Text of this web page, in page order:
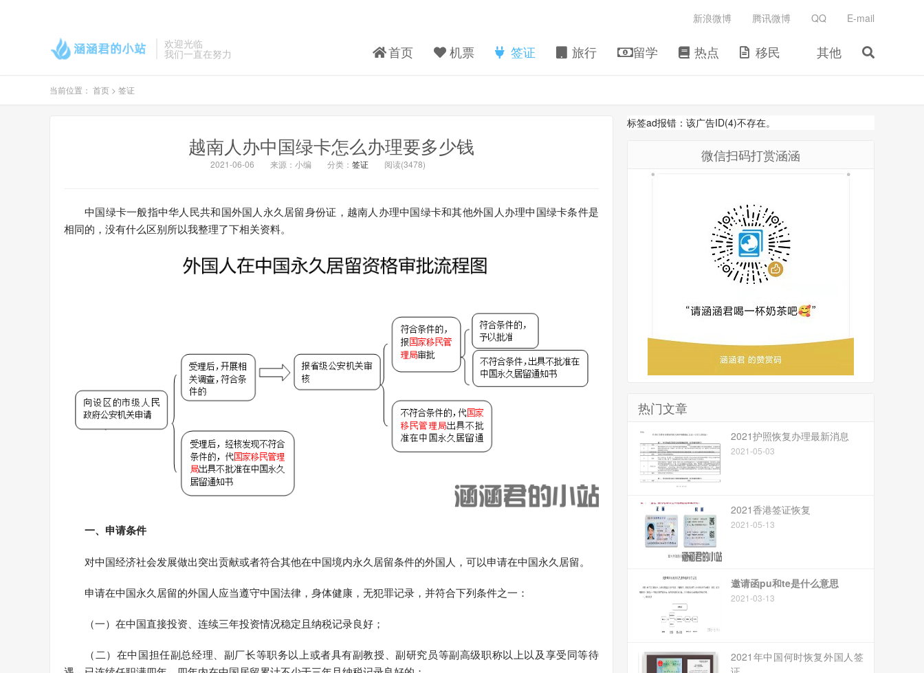
欢迎光临
我们一直在努力 首页 机票 签证 旅行 留学 热点 移民 其他
新浪微博 腾讯微博 QQ E-mail
当前位置： 首页 > 签证
越南人办中国绿卡怎么办理要多少钱
2021-06-06 来源：小编 分类： 签证 阅读(3478)
中国绿卡一般指中华人民共和国外国人永久居留身份证，越南人办理中国绿卡和其他外国人办理中国绿卡条件是
相同的，没有什么区别所以我整理了下相关资料。
一、申请条件
对中国经济社会发展做出突出贡献或者符合其他在中国境内永久居留条件的外国人，可以申请在中国永久居留。
申请在中国永久居留的外国人应当遵守中国法律，身体健康，无犯罪记录，并符合下列条件之一：
（一）在中国直接投资、连续三年投资情况稳定且纳税记录良好；
（二）在中国担任副总经理、副厂长等职务以上或者具有副教授、副研究员等副高级职称以上以及享受同等待
标签ad报错：该广告ID(4)不存在。
微信扫码打赏涵涵
热门文章
2021护照恢复办理最新消息
2021-05-03
2021香港签证恢复
2021-05-13
邀请函pu和te是什么意思
2021-03-13
2021年中国何时恢复外国人签